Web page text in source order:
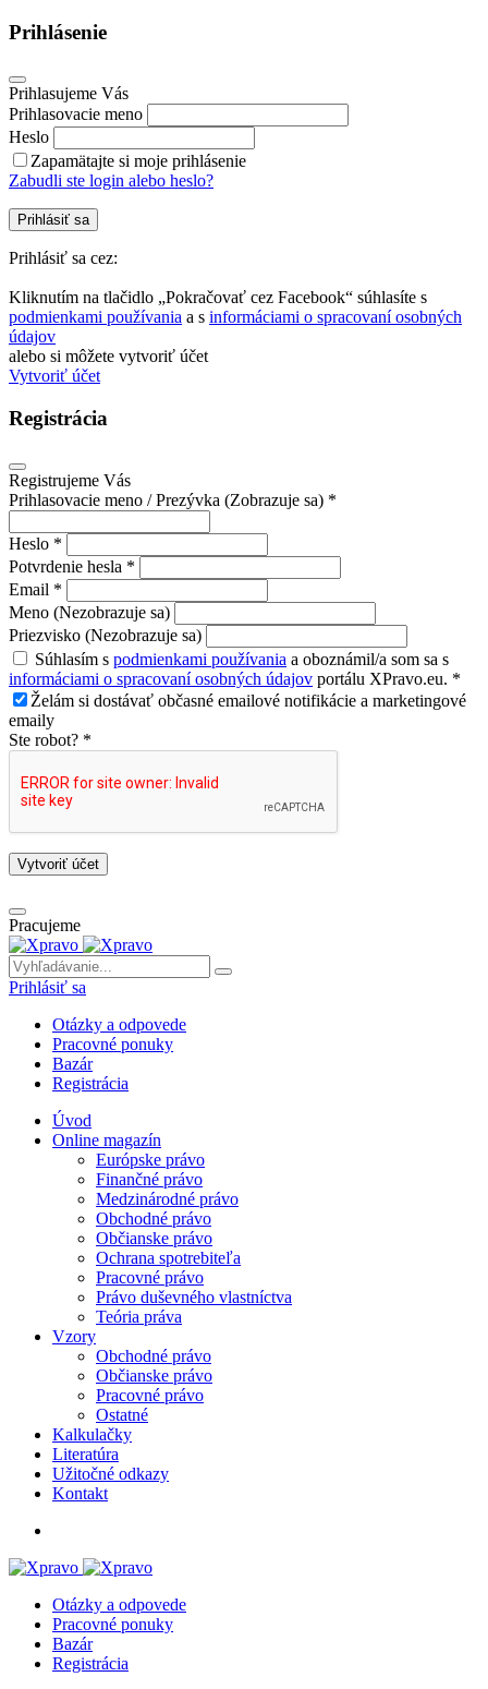
Prihlásenie
Prihlasujeme Vás
Prihlasovacie meno
Heslo
Zapamätajte si moje prihlásenie
Zabudli ste login alebo heslo?
Prihlásiť sa
Prihlásiť sa cez:
Kliknutím na tlačidlo „Pokračovať cez Facebook“ súhlasíte s
podmienkami používania a s informáciami o spracovaní osobných
údajov
alebo si môžete vytvoriť účet
Vytvoriť účet
Registrácia
Registrujeme Vás
Prihlasovacie meno / Prezývka (Zobrazuje sa) *
Heslo *
Potvrdenie hesla *
Email *
Meno (Nezobrazuje sa)
Priezvisko (Nezobrazuje sa)
Súhlasím s podmienkami používania a oboznámil/a som sa s
informáciami o spracovaní osobných údajov portálu XPravo.eu. *
Želám si dostávať občasné emailové notifikácie a marketingové
emaily
Ste robot? *
Vytvoriť účet
Pracujeme
Prihlásiť sa
Otázky a odpovede
Pracovné ponuky
Bazár
Registrácia
Úvod
Online magazín
Európske právo
Finančné právo
Medzinárodné právo
Obchodné právo
Občianske právo
Ochrana spotrebiteľa
Pracovné právo
Právo duševného vlastníctva
Teória práva
Vzory
Obchodné právo
Občianske právo
Pracovné právo
Ostatné
Kalkulačky
Literatúra
Užitočné odkazy
Kontakt
Otázky a odpovede
Pracovné ponuky
Bazár
Registrácia